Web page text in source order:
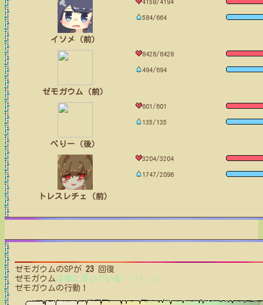
イソメ（前）
4158/4194
584/664
ゼモガウム（前）
8428/8428
494/694
べりー（後）
601/601
135/135
トレスレチェ（前）
3204/3204
1747/2096
ゼモガウムのSPが 23 回復
ゼモガウム は空に浮いている …… ！ (2)
ゼモガウムの行動！